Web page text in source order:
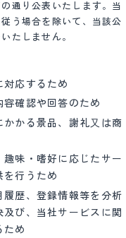
通り公表いたします。当
う場合を除いて、当該公
たしません。
応するため
確認や回答のため
かる景品、謝礼⼜は商
味・嗜好に応じたサー
を行うため
歴、登録情報等を分析
び、当社サービスに関
ため